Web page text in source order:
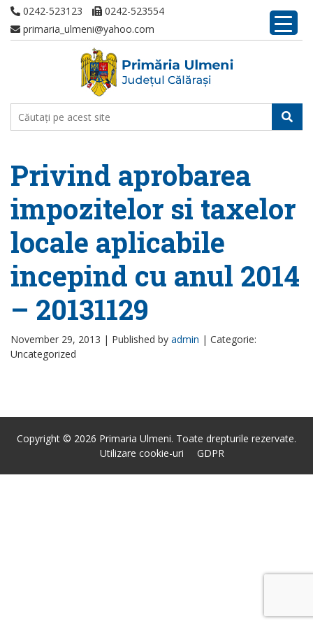
0242-523123
0242-523554
primaria_ulmeni@yahoo.com
Privind aprobarea
impozitelor si taxelor
locale aplicabile
incepind cu anul 2014
– 20131129
November 29, 2013 | Published by admin | Categorie:
Uncategorized
Copyright © 2026 Primaria Ulmeni. Toate drepturile rezervate.
Utilizare cookie-uri
GDPR